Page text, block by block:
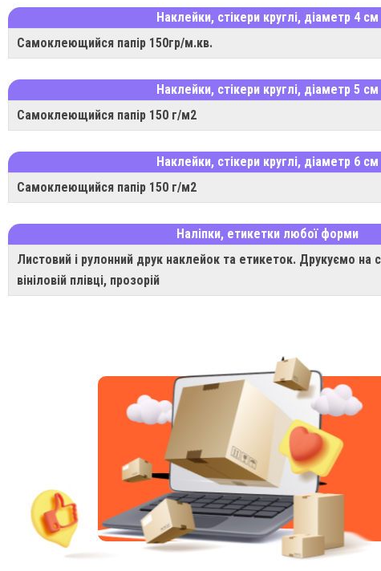
Наклейки, стікери круглі, діаметр 4 см
Самоклеющийся папір 150гр/м.кв.
Наклейки, стікери круглі, діаметр 5 см
Самоклеющийся папір 150 г/м2
Наклейки, стікери круглі, діаметр 6 см
Самоклеющийся папір 150 г/м2
Наліпки, етикетки любої форми
Листовий і рулонний друк наклейок та етикеток. Друкуємо на
вініловій плівці, прозорій